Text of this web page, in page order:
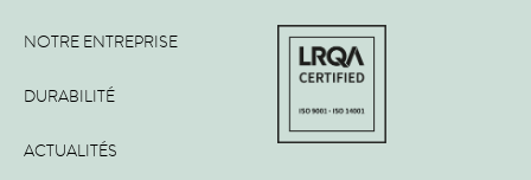
NOTRE ENTREPRISE
DURABILITÉ
ACTUALITÉS